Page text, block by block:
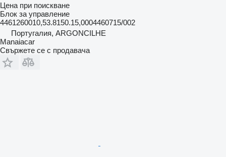
Цена при поискване
Блок за управление
4461260010,53.8150.15,0004460715/002
Португалия, ARGONCILHE
Manaiacar
Свържете се с продавача